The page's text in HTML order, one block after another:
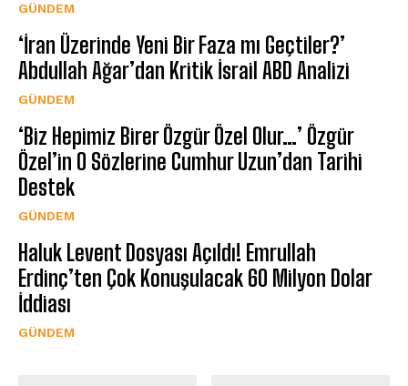
GÜNDEM
‘İran Üzerinde Yeni Bir Faza mı Geçtiler?’
Abdullah Ağar’dan Kritik İsrail ABD Analizi
GÜNDEM
‘Biz Hepimiz Birer Özgür Özel Olur…’ Özgür
Özel’in O Sözlerine Cumhur Uzun’dan Tarihi
Destek
GÜNDEM
Haluk Levent Dosyası Açıldı! Emrullah
Erdinç’ten Çok Konuşulacak 60 Milyon Dolar
İddiası
GÜNDEM